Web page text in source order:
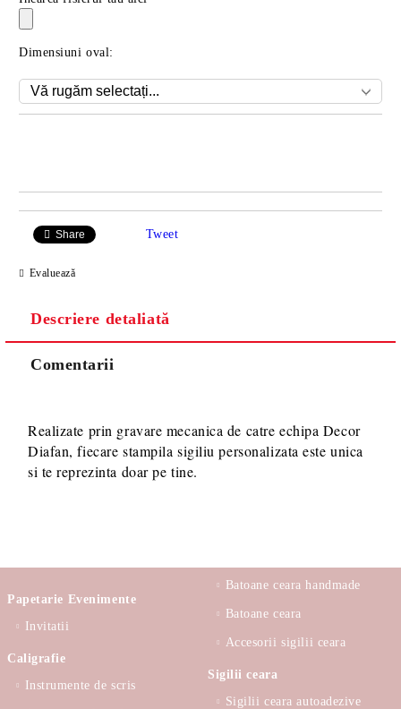
Dimensiuni oval:
Share Tweet
Evaluează
Descriere detaliată
Comentarii
Realizate prin gravare mecanica de catre echipa Decor
Diafan, fiecare stampila sigiliu personalizata este unica
si te reprezinta doar pe tine.
Papetarie Evenimente
Invitatii
Caligrafie
Instrumente de scris
Batoane ceara handmade
Batoane ceara
Accesorii sigilii ceara
Sigilii ceara
Sigilii ceara autoadezive